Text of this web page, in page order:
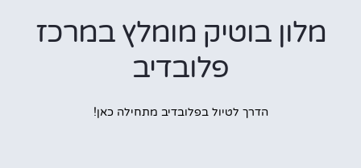
בוטיק מומלץ במרכז
פלובדיב
הדרך לטיול בפלובדיב מתחילה כאן!